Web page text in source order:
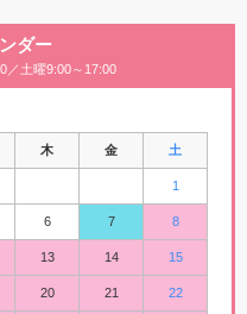
ダー
／土曜9:00～17:00
木 金 土
1
6 7 8
13 14 15
20 21 22